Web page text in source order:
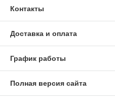
Контакты
Доставка и оплата
График работы
Полная версия сайта